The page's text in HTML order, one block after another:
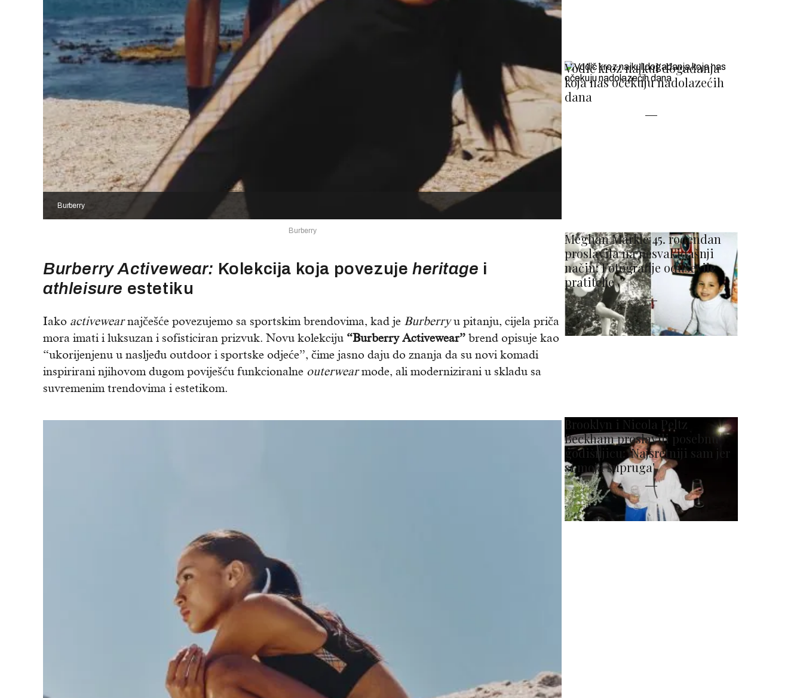
Burberry
Burberry
Burberry Activewear: Kolekcija koja povezuje heritage i
athleisure estetiku
Iako activewearnajčešće povezujemo sa sportskim brendovima, kad je Burberryu pitanju, cijela priča
mora imati i luksuzan i sofisticiran prizvuk. Novu kolekciju “Burberry Activewear” brend opisuje kao
“ukorijenjenu u nasljeđu outdoor i sportske odjeće”, čime jasno daju do znanja da su novi komadi
inspirirani njihovom dugom poviješću funkcionalne outerwearmode, ali modernizirani u skladu sa
suvremenim trendovima i estetikom.
Vodič kroz najkul događanja
koja nas očekuju nadolazećih
dana
Meghan Markle 45. rođendan
proslavila na nesvakidašnji
način: Fotografije oduševile
pratitelje
Brooklyn i Nicola Peltz
Beckham proslavili posebnu
godišnjicu: 'Najsretniji sam jer
si moja supruga'